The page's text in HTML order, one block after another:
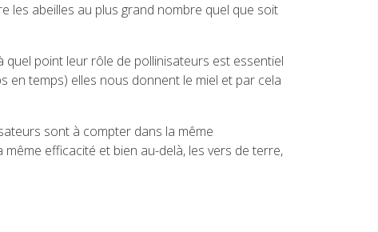
les abeilles au plus grand nombre quel que soit
point leur rôle de pollinisateurs est essentiel
en temps) elles nous donnent le miel et par cela
sont à compter dans la même
efficacité et bien au-delà, les vers de terre,